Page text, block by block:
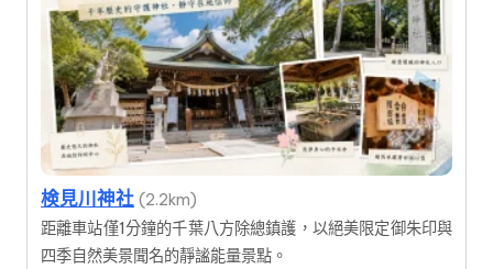
検見川神社 (2.2km)
距離車站僅1分鐘的千葉八方除總鎮護，以絕美限定御朱印與
四季自然美景聞名的靜謐能量景點。